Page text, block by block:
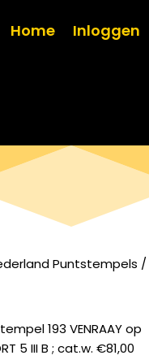
Home Inloggen
Puntstempels /